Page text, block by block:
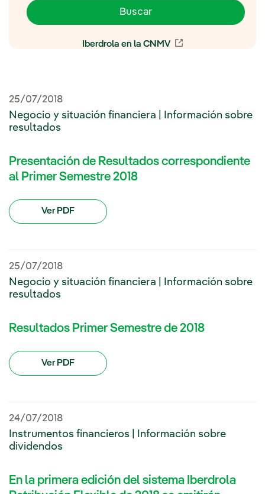
Buscar
Iberdrola en la CNMV
25/07/2018
Negocio y situación financiera | Información sobre
resultados
Presentación de Resultados correspondiente
al Primer Semestre 2018
Ver PDF
25/07/2018
Negocio y situación financiera | Información sobre
resultados
Resultados Primer Semestre de 2018
Ver PDF
24/07/2018
Instrumentos financieros | Información sobre
dividendos
En la primera edición del sistema Iberdrola